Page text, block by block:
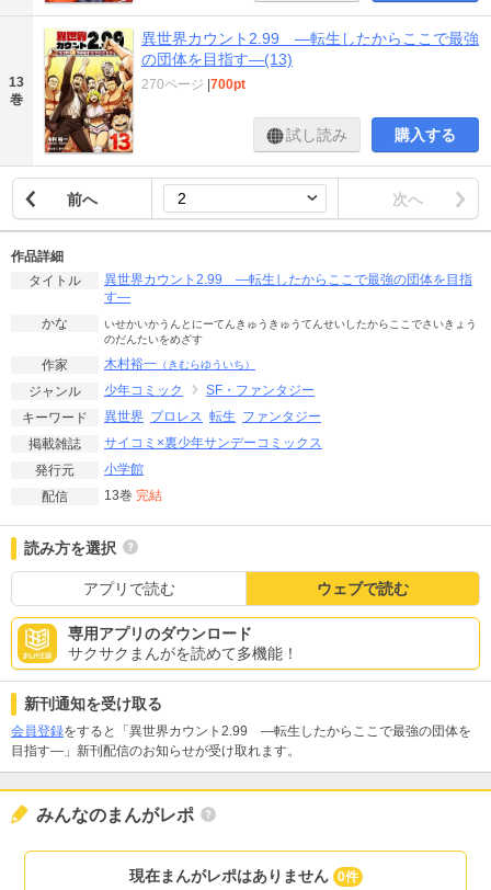
13
巻
異世界カウント2.99 ―転生したからここで最強
の団体を目指す―(13)
270ページ |700pt
試し読み 購入する
前へ 次へ
作品詳細
タイトル
異世界カウント2.99 ―転生したからここで最強の団体を目指
す―
かな
いせかいかうんとにーてんきゅうきゅうてんせいしたからここでさいきょう
のだんたいをめざす
作家 木村裕一 （きむらゆういち）
ジャンル 少年コミック
SF・ファンタジー
キーワード
異世界 プロレス 転生 ファンタジー
掲載雑誌
サイコミ×裏少年サンデーコミックス
発行元
小学館
配信
13巻 完結
読み方を選択
アプリで読む ウェブで読む
専用アプリのダウンロード
サクサクまんがを読めて多機能！
新刊通知を受け取る
会員登録をすると「異世界カウント2.99 ―転生したからここで最強の団体を
目指す―」新刊配信のお知らせが受け取れます。
みんなのまんがレポ
現在まんがレポはありません 0件